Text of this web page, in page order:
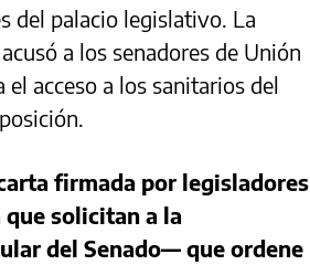
del palacio legislativo. La
acusó a los senadores de Unión
acceso a los sanitarios del
firmada por legisladores
que solicitan a la
del Senado— que ordene